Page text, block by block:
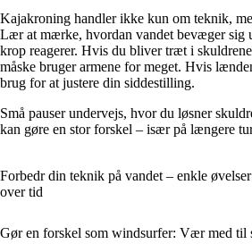
Kajakroning handler ikke kun om teknik,
Lær at mærke, hvordan vandet bevæger sig
krop reagerer. Hvis du bliver træt i
måske bruger armene for meget. Hvis
brug for at justere din siddestilling.
Små pauser undervejs, hvor du løsner
kan gøre en stor forskel – især på længere
Forbedr din teknik på vandet – enkle
over tid
Gør en forskel som windsurfer: Vær med til